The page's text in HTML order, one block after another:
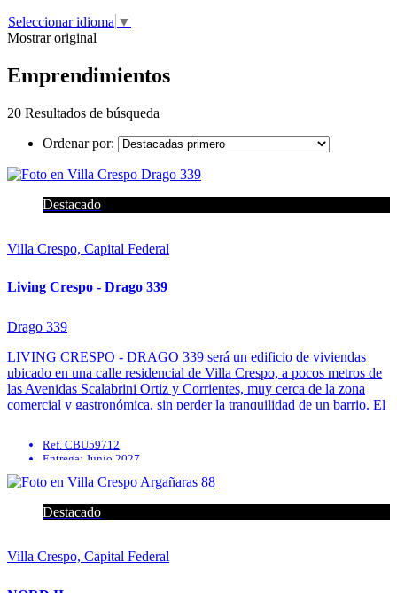
Seleccionar idioma ▼
Mostrar original
Emprendimientos
20 Resultados de búsqueda
Ordenar por:
Destacado
Villa Crespo, Capital Federal
Living Crespo - Drago 339
Drago 339
LIVING CRESPO - DRAGO 339 será un edificio de viviendas
ubicado en una calle residencial de Villa Crespo, a pocos metros de
las Avenidas Scalabrini Ortiz y Corrientes, muy cerca de la zona
comercial y gastronómica, sin perder la tranquilidad de un barrio. El
Ref. CBU59712
Entrega: Junio 2027
Parrilla
Solarium
SUM
Destacado
Villa Crespo, Capital Federal